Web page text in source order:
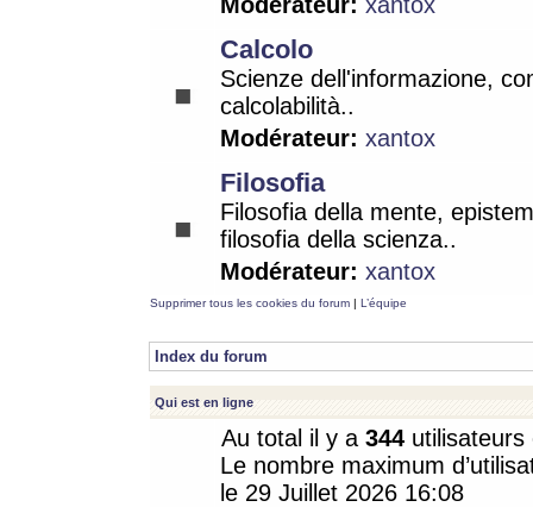
Calcolo
Scienze dell'informazione,
calcolabilità..
Modérateur: xantox
Filosofia
Filosofia della mente,
filosofia della scienza..
Modérateur: xantox
Supprimer tous les cookies du forum | L’équipe
Index du forum
Qui est en ligne
Au total il y a 344
Le nombre maximum
le 29 Juillet 2026 16:08